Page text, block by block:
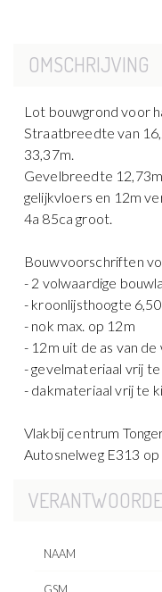
OMSCHRIJVING
Lot bouwgrond voor
Straatbreedte van
33,37m.
Gevelbreedte
gelijkvloers en 12m
4a 85ca groot.
Bouwvoorschriften
- 2 volwaardige
- kroonlijsthoogte
- nok max. op 12m
- 12m uit de as van de
- gevelmateriaal vrij
- dakmateriaal vrij te
Vlakbij centrum
Autosnelweg E313 op
NAAM